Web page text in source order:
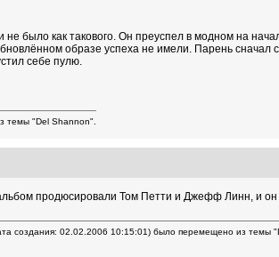
не было как такового. Он преуспел в модном на
образе успеха не имели. Парень сначал
себе пулю.
темы "Del Shannon".
продюсировали Том Петти и Джефф Линн, и
создания: 02.02.2006 10:15:01) было перемещено из темы